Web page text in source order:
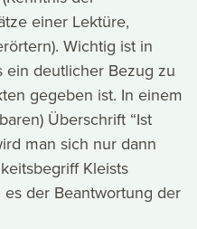
einer Lektüre,
Wichtig ist in
ein deutlicher Bezug zu
gegeben ist. In einem
Überschrift “Ist
man sich nur dann
Kleists
der Beantwortung der